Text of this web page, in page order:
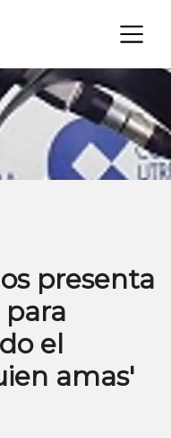
×
presenta
el
amas'